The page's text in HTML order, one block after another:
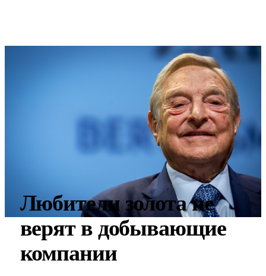
Любители золота не
верят в добывающие
компании